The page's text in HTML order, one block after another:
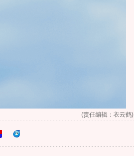
(责任编辑：衣云鹤)